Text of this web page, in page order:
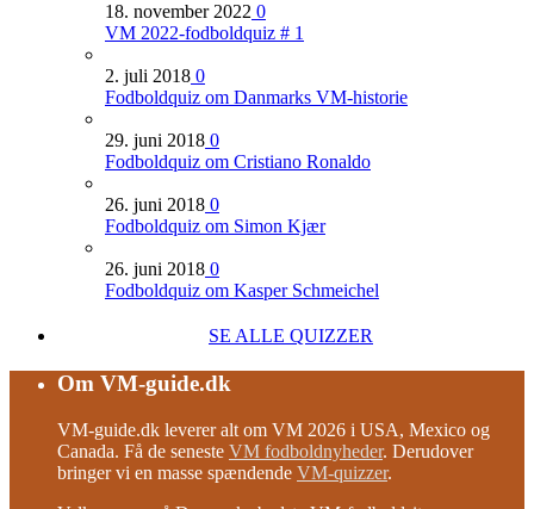
18. november 2022 0
VM 2022-fodboldquiz # 1
2. juli 2018 0
Fodboldquiz om Danmarks VM-historie
29. juni 2018 0
Fodboldquiz om Cristiano Ronaldo
26. juni 2018 0
Fodboldquiz om Simon Kjær
26. juni 2018 0
Fodboldquiz om Kasper Schmeichel
SE ALLE QUIZZER
Om VM-guide.dk
VM-guide.dk leverer alt om VM 2026 i USA, Mexico og
Canada. Få de seneste VM fodboldnyheder. Derudover
bringer vi en masse spændende VM-quizzer.